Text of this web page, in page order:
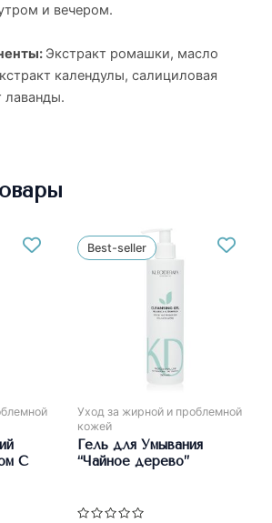
и вечером.
Экстракт ромашки, масло
календулы, салициловая
лаванды.
С
Best-seller
Уход за жирной и проблемной
кожей
Гель для Умывания
“Чайное дерево”